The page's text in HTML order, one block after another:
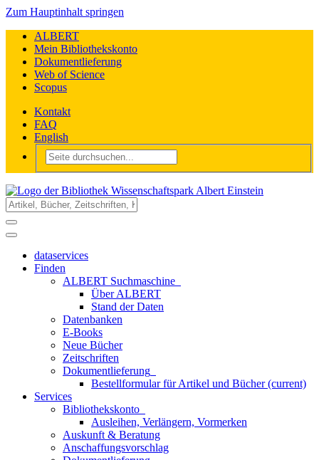
Zum Hauptinhalt springen
ALBERT
Mein Bibliothekskonto
Dokumentlieferung
Web of Science
Scopus
Kontakt
FAQ
English
dataservices
Finden
ALBERT Suchmaschine
Über ALBERT
Stand der Daten
Datenbanken
E-Books
Neue Bücher
Zeitschriften
Dokumentlieferung
Bestellformular für Artikel und Bücher(current)
Services
Bibliothekskonto
Ausleihen, Verlängern, Vormerken
Auskunft & Beratung
Anschaffungsvorschlag